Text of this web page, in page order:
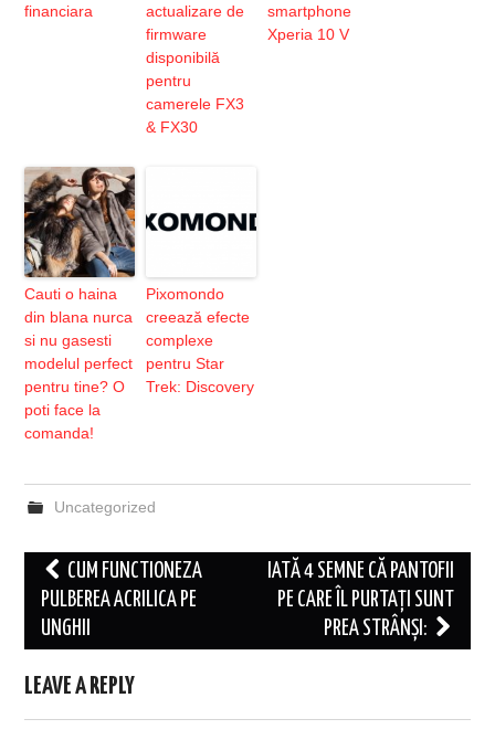
financiara
actualizare de
firmware
disponibilă
pentru
camerele FX3
& FX30
smartphone
Xperia 10 V
Cauti o haina
din blana nurca
si nu gasesti
modelul perfect
pentru tine? O
poti face la
comanda!
Pixomondo
creează efecte
complexe
pentru Star
Trek: Discovery
Uncategorized
Post
navigation
CUM FUNCTIONEZA
PULBEREA ACRILICA PE
UNGHII
IATĂ 4 SEMNE CĂ PANTOFII
PE CARE ÎL PURTAȚI SUNT
PREA STRÂNȘI:
LEAVE A REPLY